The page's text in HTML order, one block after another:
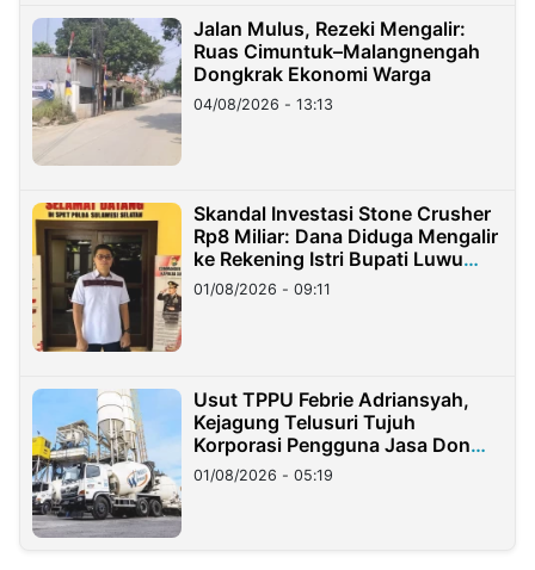
Jalan Mulus, Rezeki Mengalir:
Ruas Cimuntuk–Malangnengah
Dongkrak Ekonomi Warga
04/08/2026 - 13:13
Skandal Investasi Stone Crusher
Rp8 Miliar: Dana Diduga Mengalir
ke Rekening Istri Bupati Luwu
Timur
01/08/2026 - 09:11
Usut TPPU Febrie Adriansyah,
Kejagung Telusuri Tujuh
Korporasi Pengguna Jasa Don
Ritto
01/08/2026 - 05:19